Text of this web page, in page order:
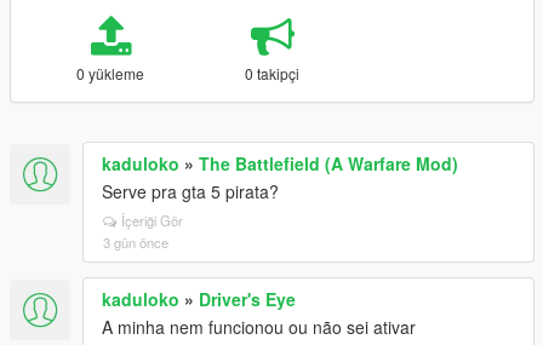
0 yükleme 0 takipçi
kaduloko » The Battlefield (A Warfare Mod)
Serve pra gta 5 pirata?
İçeriği Gör
3 gün önce
kaduloko » Driver's Eye
A minha nem funcionou ou não sei ativar